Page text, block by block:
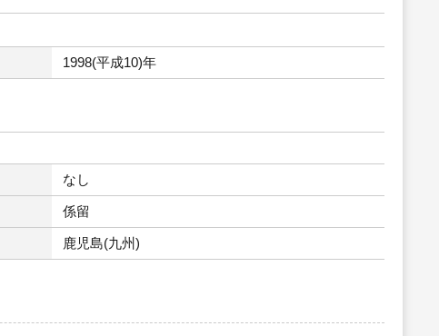
1998(平成10)年
なし
係留
鹿児島(九州)